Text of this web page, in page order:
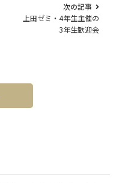
次の記事
上田ゼミ・4年生主催の
3年生歓迎会